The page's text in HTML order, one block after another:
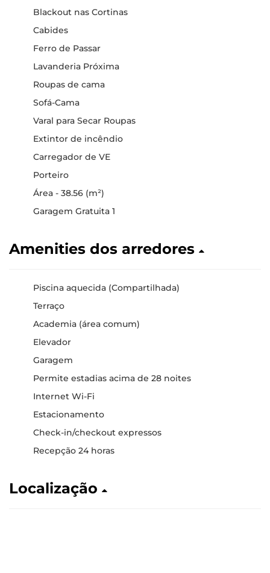
Blackout nas Cortinas
Cabides
Ferro de Passar
Lavanderia Próxima
Roupas de cama
Sofá-Cama
Varal para Secar Roupas
Extintor de incêndio
Carregador de VE
Porteiro
Área - 38.56 (m²)
Garagem Gratuita 1
Amenities dos arredores
Piscina aquecida (Compartilhada)
Terraço
Academia (área comum)
Elevador
Garagem
Permite estadias acima de 28 noites
Internet Wi-Fi
Estacionamento
Check-in/checkout expressos
Recepção 24 horas
Localização